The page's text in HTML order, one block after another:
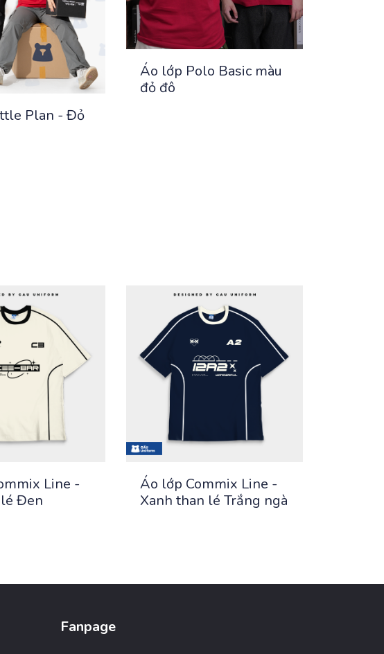
Plan - Đỏ
Áo lớp Polo Basic màu
đỏ đô
Line -
Đen
Áo lớp Commix Line -
Xanh than lé Trắng ngà
Fanpage